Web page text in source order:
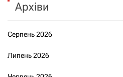
Архіви
Серпень 2026
Липень 2026